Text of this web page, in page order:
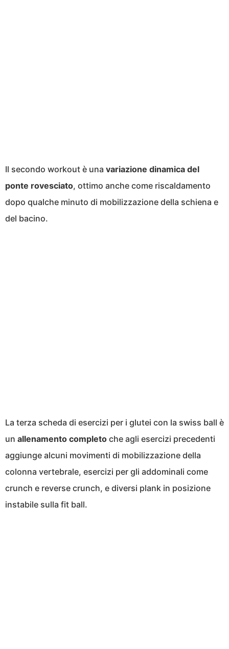
Il secondo workout è una variazione dinamica del
ponte rovesciato, ottimo anche come riscaldamento
dopo qualche minuto di mobilizzazione della schiena e
del bacino.
La terza scheda di esercizi per i glutei con la swiss ball è
un allenamento completo che agli esercizi precedenti
aggiunge alcuni movimenti di mobilizzazione della
colonna vertebrale, esercizi per gli addominali come
crunch e reverse crunch, e diversi plank in posizione
instabile sulla fit ball.